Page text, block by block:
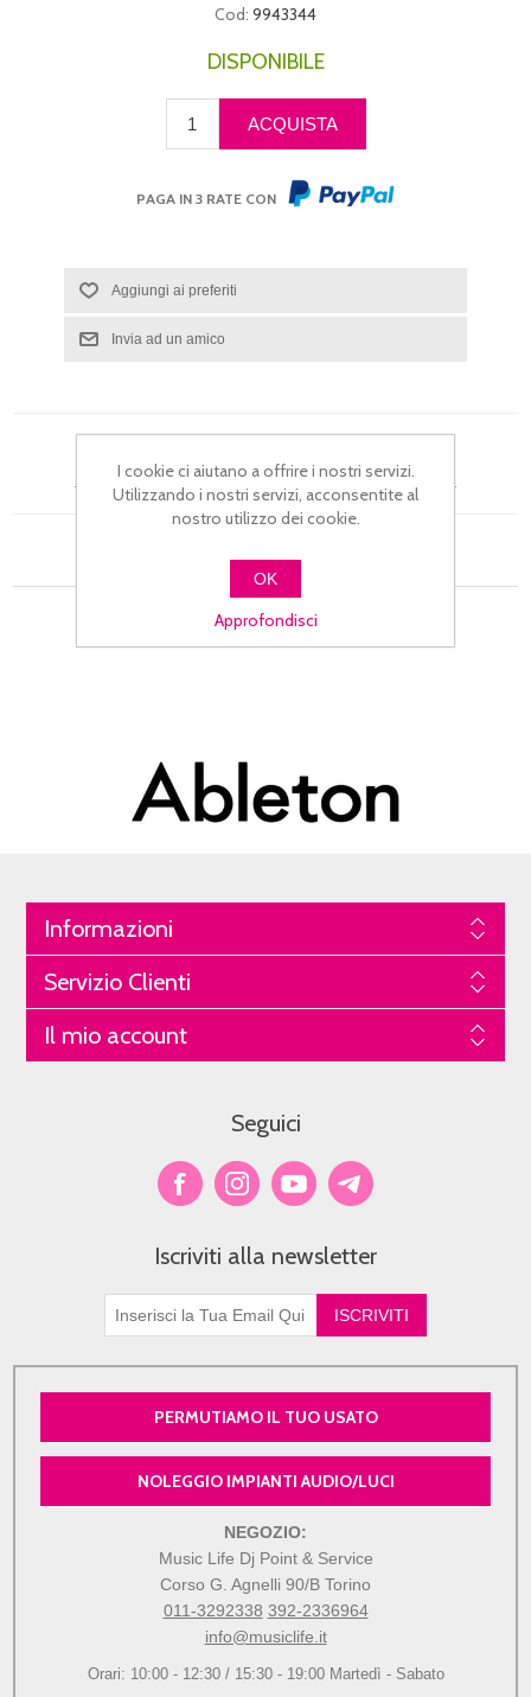
Cod: 9943344
DISPONIBILE
PAGA IN 3 RATE CON
Si tratta della prima recensione per questo prodotto
Informazioni
Servizio Clienti
Il mio account
Seguici
Iscriviti alla newsletter
PERMUTIAMO IL TUO USATO
NOLEGGIO IMPIANTI AUDIO/LUCI
NEGOZIO:
Music Life Dj Point & Service
Corso G. Agnelli 90/B Torino
011-3292338 392-2336964
info@musiclife.it
Orari: 10:00 - 12:30 / 15:30 - 19:00 Martedì - Sabato
I cookie ci aiutano a offrire i nostri servizi.
Utilizzando i nostri servizi, acconsentite al
nostro utilizzo dei cookie.
OK
Approfondisci